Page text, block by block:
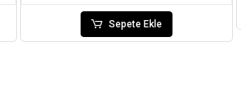
Sepete Ekle